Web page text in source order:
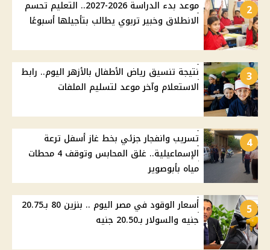
2
موعد بدء الدراسة 2026-2027.. التعليم تحسم
الانطلاق وخبير تربوي يطالب بتأجيلها أسبوعًا
3
نتيجة تنسيق رياض الأطفال بالأزهر اليوم.. رابط
الاستعلام وآخر موعد لتسليم الملفات
4
تسريب وانفجار جزئي بخط غاز أسفل ترعة
الإسماعيلية.. غلق المحابس وتوقف 4 محطات
مياه بأبوصوير
5
أسعار الوقود في مصر اليوم .. بنزين 80 بـ20.75
جنيه والسولار بـ20.50 جنيه